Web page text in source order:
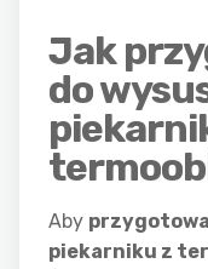
Jak
do
Aby
piekarniku z